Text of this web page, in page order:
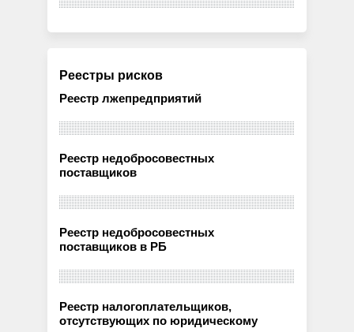
Реестры рисков
Реестр лжепредприятий
Реестр недобросовестных
поставщиков
Реестр недобросовестных
поставщиков в РБ
Реестр налогоплательщиков,
отсутствующих по юридическому